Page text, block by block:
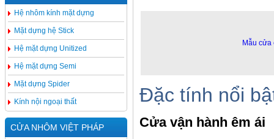
Hệ nhôm kính mặt dựng
Mặt dựng hệ Stick
Hệ mặt dựng Unitized
Hệ mặt dựng Semi
Mặt dựng Spider
Kính nội ngoại thất
CỬA NHÔM VIỆT PHÁP
Mẫu cửa
Đặc tính nổi
Cửa vận hành êm ái